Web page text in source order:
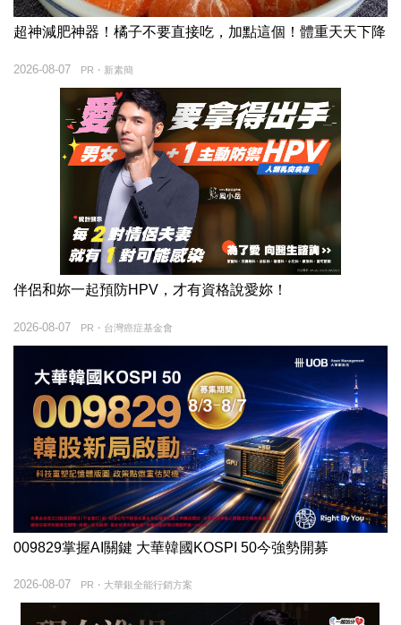
超神減肥神器！橘子不要直接吃，加點這個！體重天天下降
PR・新素簡
2026-08-07
伴侶和妳一起預防HPV，才有資格說愛妳！
PR・台灣癌症基金會
2026-08-07
009829掌握AI關鍵 大華韓國KOSPI 50今強勢開募
PR・大華銀全能行銷方案
2026-08-07